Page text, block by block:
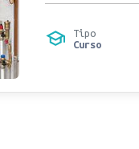
Tipo
Curso